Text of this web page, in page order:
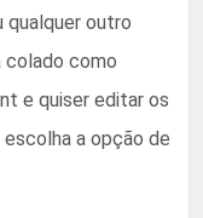
qualquer outro
colado como
e quiser editar os
escolha a opção de